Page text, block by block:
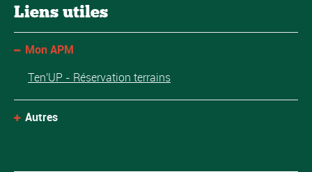
Liens utiles
Mon APM
Ten'UP - Réservation terrains
Autres